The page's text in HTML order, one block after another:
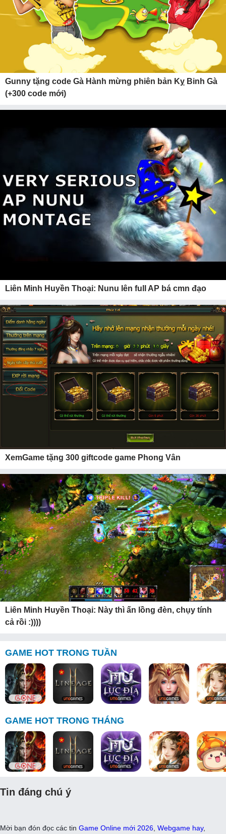
Gunny tặng code Gà Hành mừng phiên bản Kỵ Binh Gà
(+300 code mới)
Liên Minh Huyền Thoại: Nunu lên full AP bá cmn đạo
XemGame tặng 300 giftcode game Phong Vân
Liên Minh Huyền Thoại: Này thì ấn lồng đèn, chụy tính
cả rồi :))))
GAME HOT TRONG TUẦN
GAME HOT TRONG THÁNG
Tin đáng chú ý
Mời bạn đón đọc các tin Game Online mới 2026 Webgame hay,